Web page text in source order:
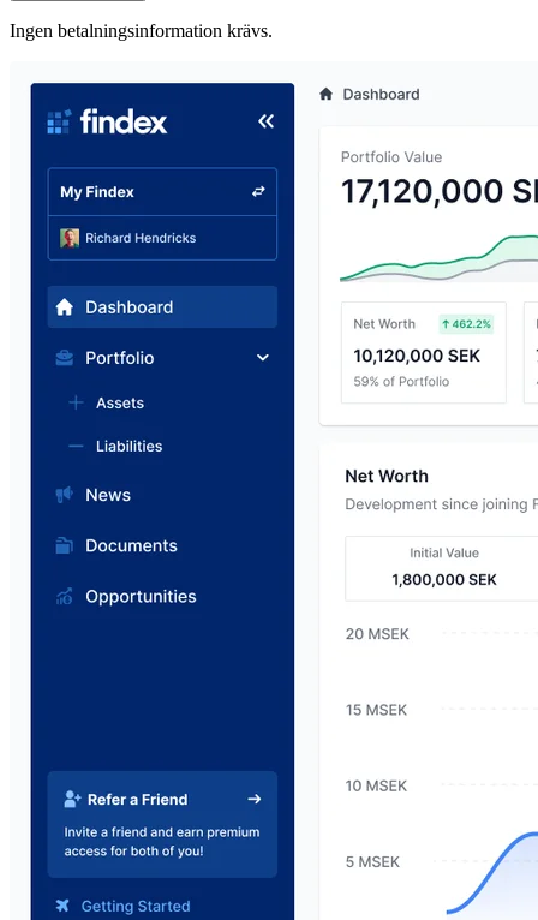
Ingen betalningsinformation krävs.